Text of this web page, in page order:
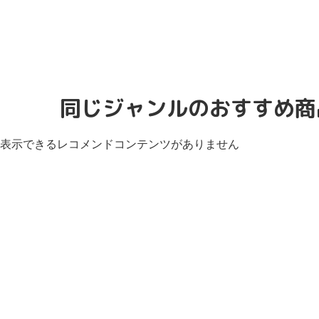
同じジャンルのおすすめ
表示できるレコメンドコンテンツがありません